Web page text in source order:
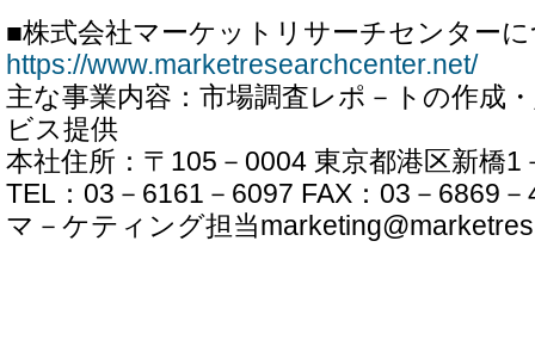
■株式会社マーケットリサーチセンター
https://www.marketresearchcenter.net/
主な事業内容：市場調査レポ－トの作成
ビス提供
本社住所：〒105－0004 東京都港区新橋1
TEL：03－6161－6097 FAX：03－6869
マ－ケティング担当